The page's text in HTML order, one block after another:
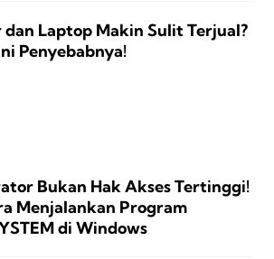
Laptop Makin Sulit Terjual?
Penyebabnya!
Bukan Hak Akses Tertinggi!
Menjalankan Program
di Windows